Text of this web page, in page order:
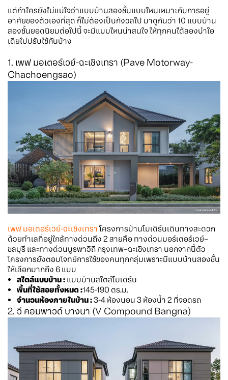
แต่ถ้าใครยังไม่แน่ใจว่าแบบบ้านสองชั้นแบบไหนเหมาะกับการอยู่
อาศัยของตัวเองที่สุด ก็ไม่ต้องเป็นกังวลไป มาดูกันว่า 10 แบบบ้าน
สองชั้นยอดนิยมต่อไปนี้ จะมีแบบไหนน่าสนใจ ให้ทุกคนได้ลองนำไอ
เดียไปปรับใช้กันบ้าง
1. เพฟ มอเตอร์เวย์-ฉะเชิงเทรา (Pave Motorway-
Chachoengsao)
เพฟ มอเตอร์เวย์-ฉะเชิงเทรา โครงการบ้านโมเดิร์นเดินทางสะดวก
ด้วยทำเลที่อยู่ใกล้ทางด่วนถึง 2 สายคือ ทางด่วนมอร์เตอร์เวย์–
ชลบุรี และทางด่วนบูรพาวิถี กรุงเทพ–ฉะเชิงเทรา นอกจากนี้ตัว
โครงการยังตอบโจทย์การใช้ของคนทุกกลุ่มเพราะมีแบบบ้านสองชั้น
ให้เลือกมากถึง 6 แบบ
สไตล์แบบบ้าน : แบบบ้านสไตล์โมเดิร์น
พื้นที่ใช้สอยทั้งหมด :145-190 ตร.ม.
จำนวนห้องภายในบ้าน :3-4 ห้องนอน 3 ห้องน้ำ 2 ที่จอดรถ
2. วี คอมพาวด์ บางนา (V Compound Bangna)